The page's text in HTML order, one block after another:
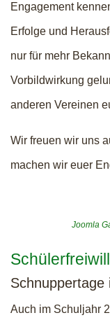
Engagement
Erfolge und
nur für mehr
Vorbildwirkung
anderen Vereinen
Wir freuen wir uns
machen wir euer
Joomla
Schnuppertage
Auch im Schuljahr